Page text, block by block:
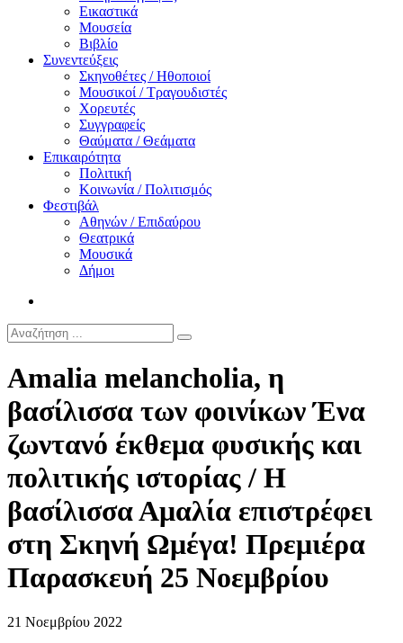
Εικαστικά
Μουσεία
Βιβλίο
Συνεντεύξεις
Σκηνοθέτες / Ηθοποιοί
Μουσικοί / Τραγουδιστές
Χορευτές
Συγγραφείς
Θαύματα / Θεάματα
Επικαιρότητα
Πολιτική
Κοινωνία / Πολιτισμός
Φεστιβάλ
Αθηνών / Επιδαύρου
Θεατρικά
Μουσικά
Δήμοι
Amalia melancholia, η
βασίλισσα των φοινίκων Ένα
ζωντανό έκθεμα φυσικής και
πολιτικής ιστορίας / Η
βασίλισσα Αμαλία επιστρέφει
στη Σκηνή Ωμέγα! Πρεμιέρα
Παρασκευή 25 Νοεμβρίου
21 Νοεμβρίου 2022